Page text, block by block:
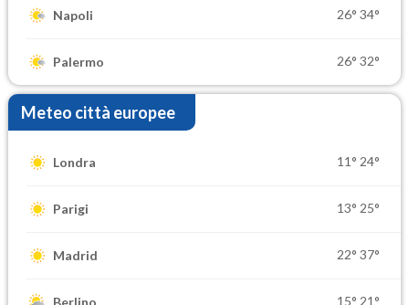
Napoli 26° 34°
Palermo 26° 32°
Meteo città europee
Londra 11° 24°
Parigi 13° 25°
Madrid 22° 37°
15° 21°